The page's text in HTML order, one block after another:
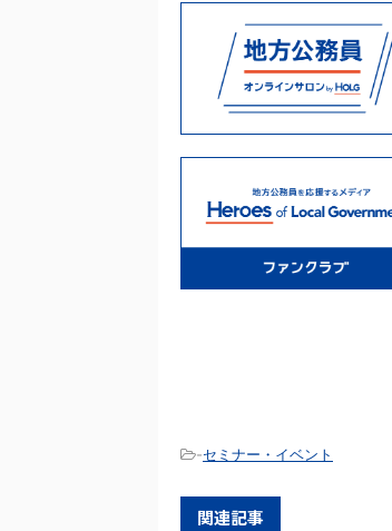
-セミナー・イベント
関連記事